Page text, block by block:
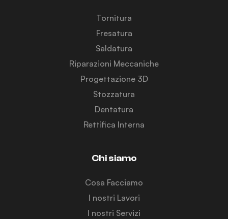
Tornitura
Fresatura
Saldatura
Riparazioni Meccaniche
Progettazione 3D
Stozzatura
Dentatura
Rettifica Interna
Chi siamo
Cosa Facciamo
I nostri Lavori
I nostri Servizi